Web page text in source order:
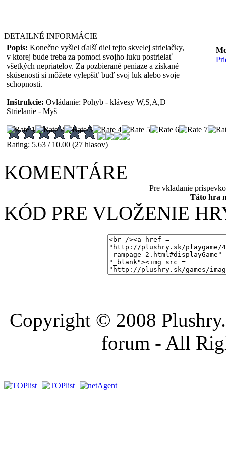
DETAILNÉ INFORMÁCIE
Popis: Konečne vyšiel ďalší diel tejto skvelej strielačky,
v ktorej bude treba za pomoci svojho luku postrielať
všetkých nepriatelov. Za pozbierané peniaze a získané
skúsenosti si môžete vylepšiť buď svoj luk alebo svoje
schopnosti.
Inštrukcie: Ovládanie: Pohyb - klávesy W,S,A,D
Strielanie - Myš
Rating: 5.63 / 10.00 (27 hlasov)
KOMENTÁRE
Pre vkladanie
Táto hra
KÓD PRE VLOŽENIE
Copyright © 2008
forum - All